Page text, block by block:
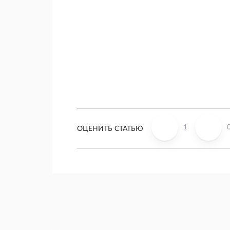
ОЦЕНИТЬ СТАТЬЮ 1